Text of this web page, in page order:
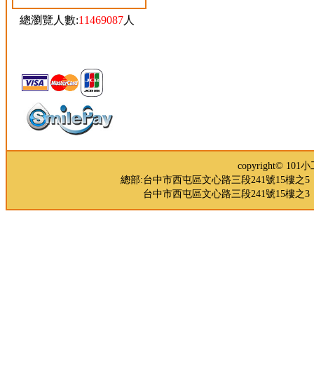
總瀏覽人數:11469087人
copyright© 101
總部:台中市西屯區文心路三段241號15樓之
台中市西屯區文心路三段241號15樓